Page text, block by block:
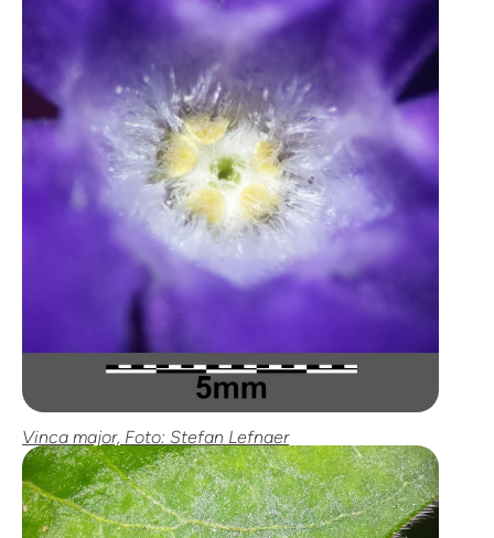
Vinca major, Foto: Stefan Lefnaer